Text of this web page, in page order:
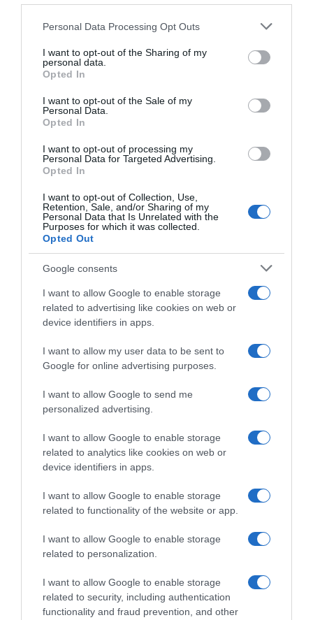
Please note that this website/app uses one or more Google
not limited to your visit or usage behaviour. You may click to
grant or deny consent to Google and its third-party tags to
use your data for below specified purposes in below Google
consent section.
Personal Data Processing Opt Outs
I want to opt-out of the Sharing of my
personal data.
Opted In
I want to opt-out of the Sale of my
Personal Data.
Opted In
I want to opt-out of processing my
Personal Data for Targeted Advertising.
Opted In
I want to opt-out of Collection, Use,
Retention, Sale, and/or Sharing of my
Personal Data that Is Unrelated with the
Purposes for which it was collected.
Opted Out
Google consents
I want to allow Google to enable storage
related to advertising like cookies on web or
device identifiers in apps.
I want to allow my user data to be sent to
Google for online advertising purposes.
I want to allow Google to send me
personalized advertising.
I want to allow Google to enable storage
related to analytics like cookies on web or
device identifiers in apps.
I want to allow Google to enable storage
related to functionality of the website or app.
I want to allow Google to enable storage
related to personalization.
I want to allow Google to enable storage
related to security, including authentication
functionality and fraud prevention, and other
Προσθήκη ως προτεινόμενη
και μάθετε πρώτοι όλες τις ειδήσεις
ΚΑΛΟΚΑΙΡΙ ΠΑΡΑΛΙΕΣ
ΔΙΑΦΗΜΙΣΗ
ΣΧΟΛΙΑ